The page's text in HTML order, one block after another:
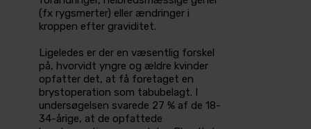
(fx rygsmerter) eller ændringer i
kroppen efter graviditet.
Ligeledes er der en væsentlig forskel
på, hvorvidt yngre og ældre kvinder
opfatter det, at få foretaget en
brystoperation som tabubelagt. I
undersøgelsen svarede 27 % af de 18-
34-årige, at de opfattede